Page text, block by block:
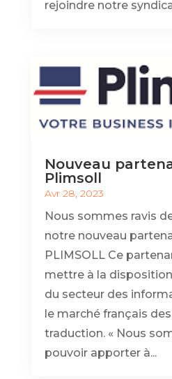
rejoindre notre
Nouveau
Plimsoll
Avr 28, 2023
Nous sommes ravis
notre nouveau
PLIMSOLL Ce
mettre à la
du secteur des
le marché français
traduction. « Nous
pouvoir apporter à...